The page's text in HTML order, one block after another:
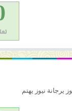
يرجانة نيوز يهتم